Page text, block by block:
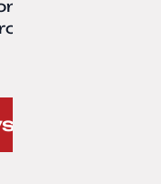
przez klienta.
TailwindCSS,